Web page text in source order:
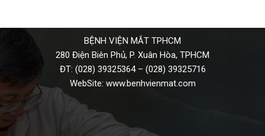
BỆNH VIỆN MẮT TPHCM
280 Điện Biên Phủ, P. Xuân Hòa, TPHCM
ĐT: (028) 39325364– (028) 39325716
WebSite: www.benhvienmat.com